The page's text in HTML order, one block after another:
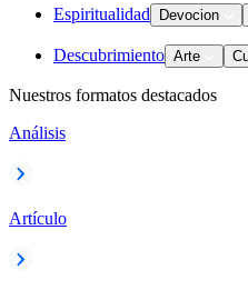
Espiritualidad Devocion
Descubrimiento Arte
Nuestros formatos destacados
Análisis
Artículo